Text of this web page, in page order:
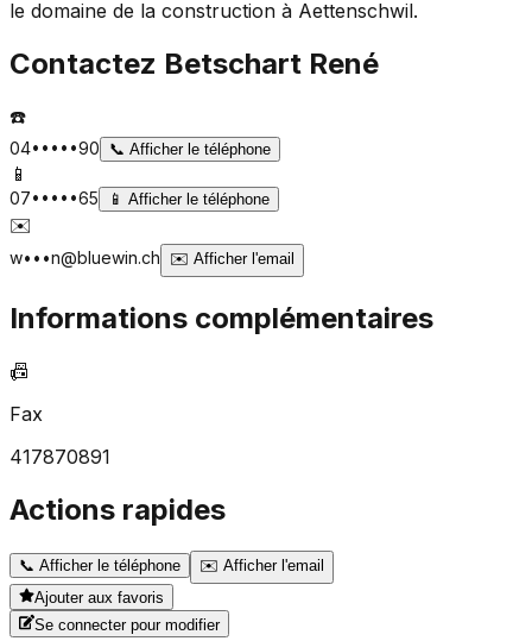
le domaine de la construction à Aettenschwil.
Contactez Betschart René
☎️
04•••••90 📞 Afficher le téléphone
📱
07•••••65 📱 Afficher le téléphone
✉️
w•••n@bluewin.ch ✉️ Afficher l'email
Informations complémentaires
📠
Fax
417870891
Actions rapides
📞 Afficher le téléphone ✉️ Afficher l'email
Ajouter aux favoris
Se connecter pour modifier